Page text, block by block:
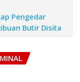
Pengedar
Butir Disita